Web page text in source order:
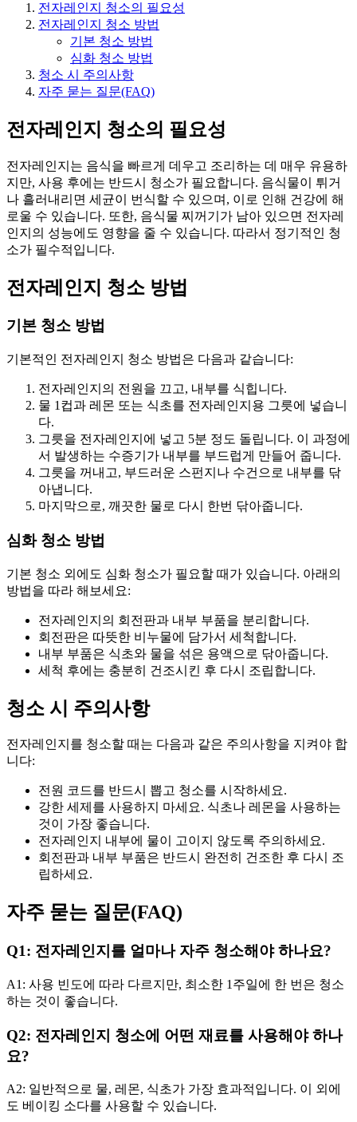
전자레인지 청소의 필요성
전자레인지 청소 방법
기본 청소 방법
심화 청소 방법
청소 시 주의사항
자주 묻는 질문(FAQ)
전자레인지 청소의 필요성
전자레인지는 음식을 빠르게 데우고 조리하는 데 매우 유용하
지만, 사용 후에는 반드시 청소가 필요합니다. 음식물이 튀거
나 흘러내리면 세균이 번식할 수 있으며, 이로 인해 건강에 해
로울 수 있습니다. 또한, 음식물 찌꺼기가 남아 있으면 전자레
인지의 성능에도 영향을 줄 수 있습니다. 따라서 정기적인 청
소가 필수적입니다.
전자레인지 청소 방법
기본 청소 방법
기본적인 전자레인지 청소 방법은 다음과 같습니다:
전자레인지의 전원을 끄고, 내부를 식힙니다.
물 1컵과 레몬 또는 식초를 전자레인지용 그릇에 넣습니
다.
그릇을 전자레인지에 넣고 5분 정도 돌립니다. 이 과정에
서 발생하는 수증기가 내부를 부드럽게 만들어 줍니다.
그릇을 꺼내고, 부드러운 스펀지나 수건으로 내부를 닦
아냅니다.
마지막으로, 깨끗한 물로 다시 한번 닦아줍니다.
심화 청소 방법
기본 청소 외에도 심화 청소가 필요할 때가 있습니다. 아래의
방법을 따라 해보세요:
전자레인지의 회전판과 내부 부품을 분리합니다.
회전판은 따뜻한 비누물에 담가서 세척합니다.
내부 부품은 식초와 물을 섞은 용액으로 닦아줍니다.
세척 후에는 충분히 건조시킨 후 다시 조립합니다.
청소 시 주의사항
전자레인지를 청소할 때는 다음과 같은 주의사항을 지켜야 합
니다:
전원 코드를 반드시 뽑고 청소를 시작하세요.
강한 세제를 사용하지 마세요. 식초나 레몬을 사용하는
것이 가장 좋습니다.
전자레인지 내부에 물이 고이지 않도록 주의하세요.
회전판과 내부 부품은 반드시 완전히 건조한 후 다시 조
립하세요.
자주 묻는 질문(FAQ)
Q1: 전자레인지를 얼마나 자주 청소해야 하나요?
A1: 사용 빈도에 따라 다르지만, 최소한 1주일에 한 번은 청소
하는 것이 좋습니다.
Q2: 전자레인지 청소에 어떤 재료를 사용해야 하나
요?
A2: 일반적으로 물, 레몬, 식초가 가장 효과적입니다. 이 외에
도 베이킹 소다를 사용할 수 있습니다.